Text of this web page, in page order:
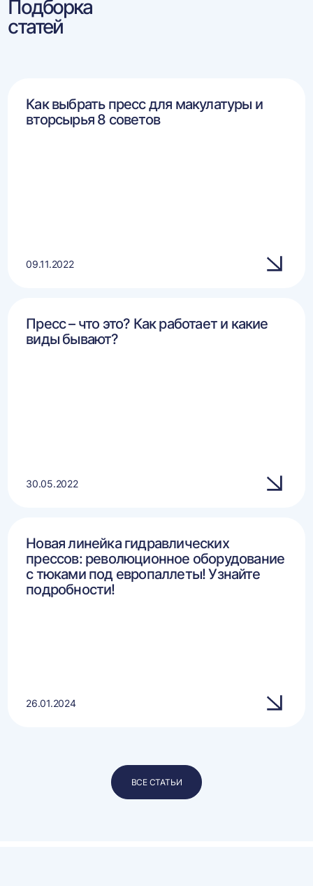
Подборка
статей
Как выбрать пресс для макулатуры и
вторсырья 8 советов
09.11.2022
Пресс – что это? Как работает и какие
виды бывают?
30.05.2022
Новая линейка гидравлических
прессов: революционное оборудование
с тюками под европаллеты! Узнайте
подробности!
26.01.2024
ВСЕ СТАТЬИ